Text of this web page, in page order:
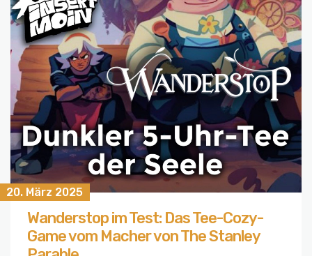
20. März 2025
Wanderstop im Test: Das Tee-Cozy-
Game vom Macher von The Stanley